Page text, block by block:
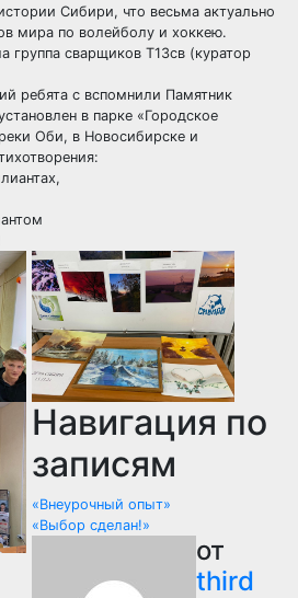
Сибири, что весьма актуально
мира по волейболу и хоккею.
группа сварщиков Т13св (куратор
ребята с вспомнили Памятник
в парке «Городское
Оби, в Новосибирске и
Навигация по
записям
«Внеурочный опыт»
«Выбор сделан!»
от
third